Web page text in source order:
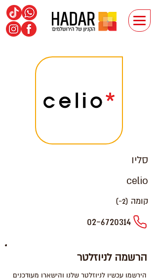
סליו
celio
קומה (2-)
02-6720314
הרשמה לניוזלטר
הירשמו עכשיו לניוזלטר שלנו והישארו מעודכנים